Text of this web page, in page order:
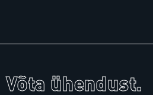
Võta ühendust.